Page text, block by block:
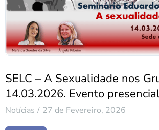
SELC – A Sexualidade nos
14.03.2026. Evento
Notícias 27 de Fevereiro, 2026